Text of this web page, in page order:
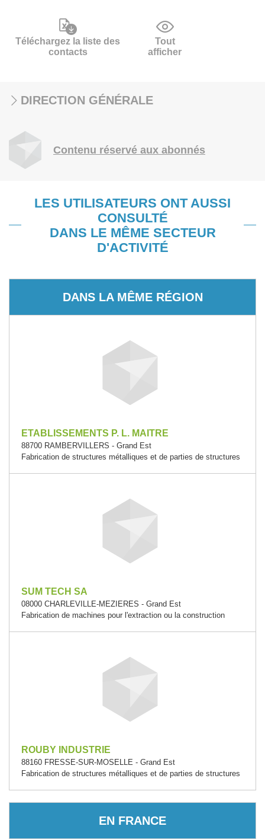
Téléchargez la liste des
contacts
Tout
afficher
DIRECTION GÉNÉRALE
Contenu réservé aux abonnés
LES UTILISATEURS ONT AUSSI
CONSULTÉ
DANS LE MÊME SECTEUR
D'ACTIVITÉ
DANS LA MÊME RÉGION
ETABLISSEMENTS P. L. MAITRE
88700 RAMBERVILLERS - Grand Est
Fabrication de structures métalliques et de parties de structures
SUM TECH SA
08000 CHARLEVILLE-MEZIERES - Grand Est
Fabrication de machines pour l'extraction ou la construction
ROUBY INDUSTRIE
88160 FRESSE-SUR-MOSELLE - Grand Est
Fabrication de structures métalliques et de parties de structures
EN FRANCE